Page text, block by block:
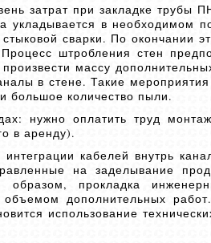
затрат при закладке трубы
укладывается в необходимом
сварки. По окончании
штробления стен
массу
в стене. Такие
большое количество пыли.
нужно оплатить труд
в аренду).
кабелей внутрь
на заделывание
прокладка
дополнительных
использование